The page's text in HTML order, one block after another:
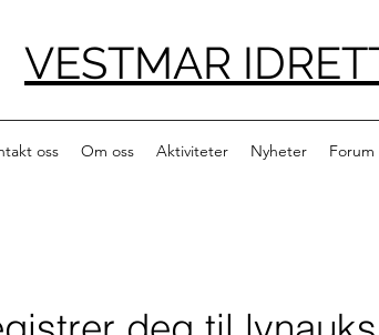
VESTMAR
oss Om oss Aktiviteter Nyheter Forum